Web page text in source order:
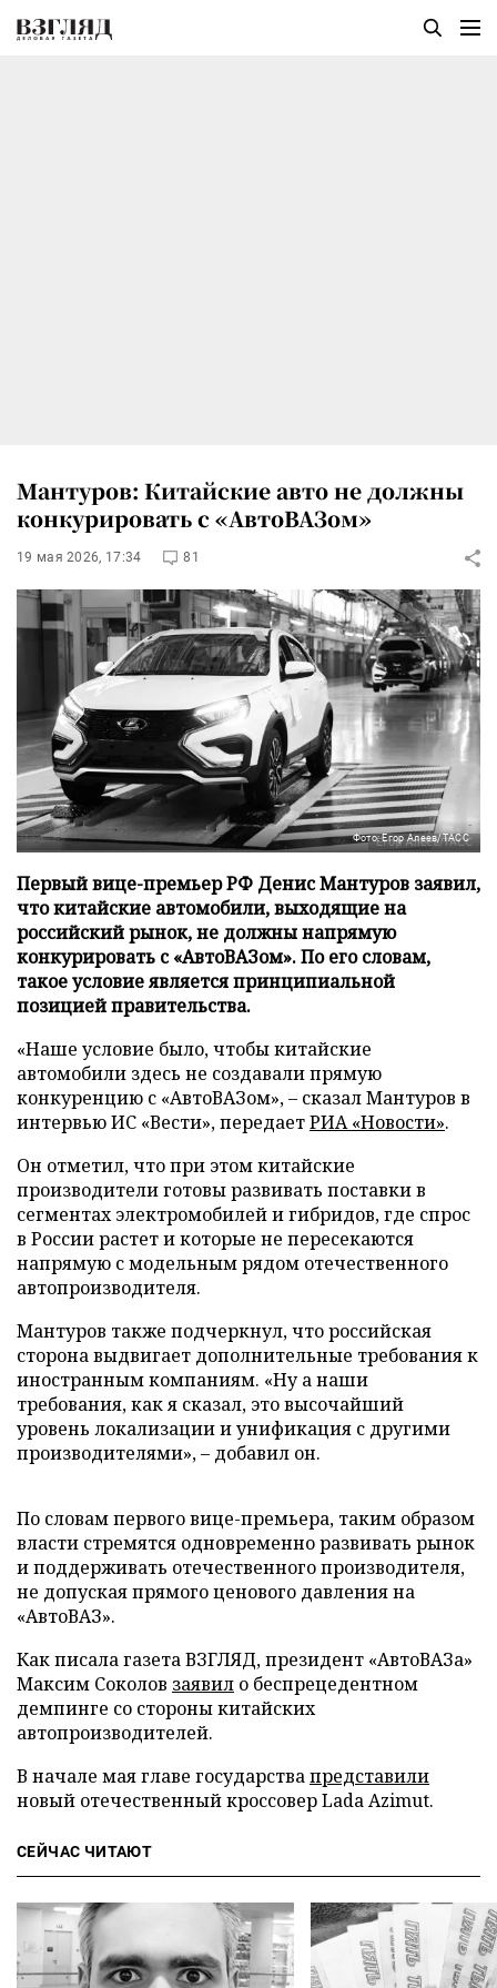
Мантуров: Китайские авто не должны
конкурировать с «АвтоВАЗом»
19 мая 2026, 17:34 81
Фото: Егор Алеев/ТАСС
Первый вице-премьер РФ Денис Мантуров заявил,
что китайские автомобили, выходящие на
российский рынок, не должны напрямую
конкурировать с «АвтоВАЗом». По его словам,
такое условие является принципиальной
позицией правительства.
«Наше условие было, чтобы китайские
автомобили здесь не создавали прямую
конкуренцию с «АвтоВАЗом», – сказал Мантуров в
интервью ИС «Вести», передаетРИА «Новости».
Он отметил, что при этом китайские
производители готовы развивать поставки в
сегментах электромобилей и гибридов, где спрос
в России растет и которые не пересекаются
напрямую с модельным рядом отечественного
автопроизводителя.
Мантуров также подчеркнул, что российская
сторона выдвигает дополнительные требования к
иностранным компаниям. «Ну а наши
требования, как я сказал, это высочайший
уровень локализации и унификация с другими
производителями», – добавил он.
По словам первого вице-премьера, таким образом
власти стремятся одновременно развивать рынок
и поддерживать отечественного производителя,
не допуская прямого ценового давления на
«АвтоВАЗ».
Как писала газета ВЗГЛЯД, президент «АвтоВАЗа»
Максим Соколов заявил о беспрецедентном
демпинге со стороны китайских
автопроизводителей.
В начале мая главе государствапредставили
новый отечественный кроссовер Lada Azimut.
СЕЙЧАС ЧИТАЮТ